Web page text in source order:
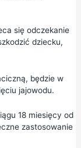
się odczekanie
dziecku,
będzie w
jajowodu.
18 miesięcy od
zastosowanie